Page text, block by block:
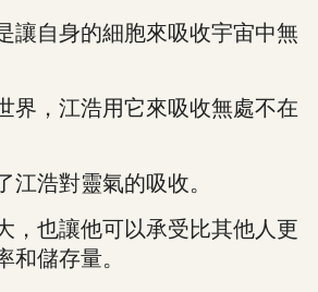
自身的細胞來吸收宇宙中無
，江浩用它來吸收無處不在
浩對靈氣的吸收。
也讓他可以承受比其他人更
和儲存量。